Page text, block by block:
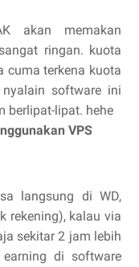
akan memakan
ringan. kuota
cuma terkena kuota
software ini
berlipat-lipat. hehe
VPS
langsung di WD,
rekening), kalau via
sekitar 2 jam lebih
di software